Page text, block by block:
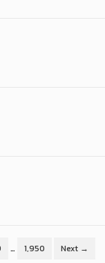
… 1,950 Next →